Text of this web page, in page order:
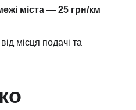
міста — 25 грн/км
місця подачі та